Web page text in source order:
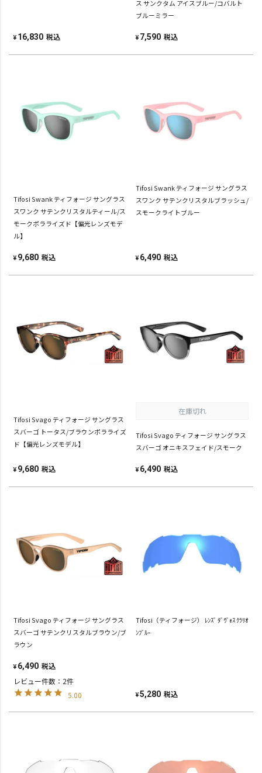
¥ 16,830 税込
ス サンクタム アイスブルー/コバルト
ブルーミラー
¥ 7,590 税込
Tifosi Swank ティフォージ サングラス
スワンク サテンクリスタルティール/ス
モークポラライズド【偏光レンズモデ
ル】
¥ 9,680 税込
Tifosi Swank ティフォージ サングラス
スワンク サテンクリスタルブラッシュ/
スモークライトブルー
¥ 6,490 税込
Tifosi Svago ティフォージ サングラス
スバーゴ トータス/ブラウンポラライズ
ド【偏光レンズモデル】
¥ 9,680 税込
在庫切れ
Tifosi Svago ティフォージ サングラス
スバーゴ オニキスフェイド/スモーク
¥ 6,490 税込
Tifosi Svago ティフォージ サングラス
スバーゴ サテンクリスタルブラウン/ブ
ラウン
¥ 6,490 税込
レビュー件数：2件
5.00
Tifosi（ティフォージ） ﾚﾝｽﾞ ﾀﾞｳﾞｫｽ ｸﾗﾘｵ
ﾝﾌﾞﾙｰ
¥5,280 税込